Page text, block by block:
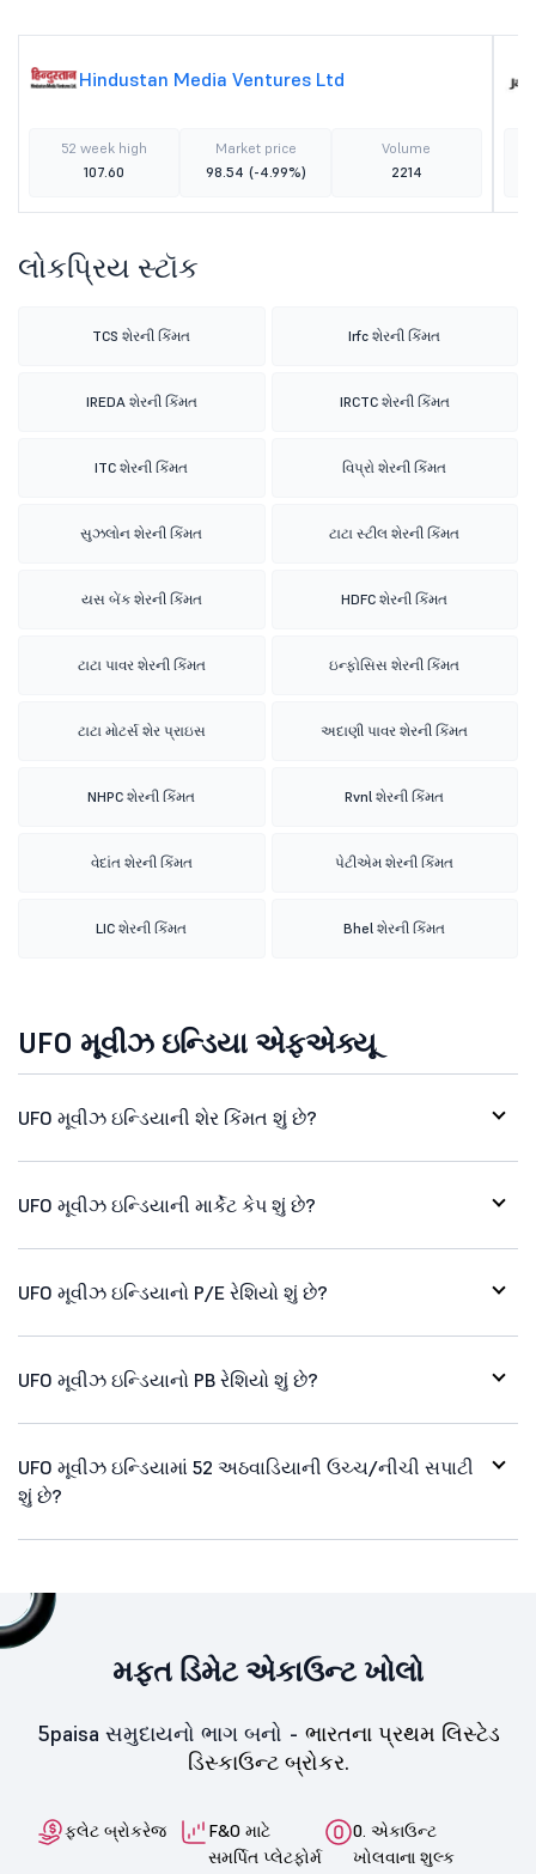
Hindustan Media Ventures Ltd
52 week high
107.60
Market price
98.54 (-4.99%)
Volume
2214
લોકપ્રિય સ્ટૉક
TCS શેરની કિંમત Irfc શેરની કિંમત
IREDA શેરની કિંમત IRCTC શેરની કિંમત
ITC શેરની કિંમત વિપ્રો શેરની કિંમત
સુઝલોન શેરની કિંમત ટાટા સ્ટીલ શેરની કિંમત
યસ બેંક શેરની કિંમત HDFC શેરની કિંમત
ટાટા પાવર શેરની કિંમત ઇન્ફોસિસ શેરની કિંમત
ટાટા મોટર્સ શેર પ્રાઇસ અદાણી પાવર શેરની કિંમત
NHPC શેરની કિંમત Rvnl શેરની કિંમત
વેદાંત શેરની કિંમત પેટીએમ શેરની કિંમત
LIC શેરની કિંમત Bhel શેરની કિંમત
UFO મૂવીઝ ઇન્ડિયા એફએક્યૂ
UFO મૂવીઝ ઇન્ડિયાની શેર કિંમત શું છે?
UFO મૂવીઝ ઇન્ડિયાની માર્કેટ કેપ શું છે?
UFO મૂવીઝ ઇન્ડિયાનો P/E રેશિયો શું છે?
UFO મૂવીઝ ઇન્ડિયાનો PB રેશિયો શું છે?
UFO મૂવીઝ ઇન્ડિયામાં 52 અઠવાડિયાની ઉચ્ચ/નીચી સપાટી
શું છે?
મફત ડિમેટ એકાઉન્ટ ખોલો
5paisa સમુદાયનો ભાગ બનો - ભારતના પ્રથમ લિસ્ટેડ
ડિસ્કાઉન્ટ બ્રોકર.
ફ્લેટ બ્રોકરેજ
F&O માટે
સમર્પિત પ્લેટફોર્મ
0. એકાઉન્ટ
ખોલવાના શુલ્ક